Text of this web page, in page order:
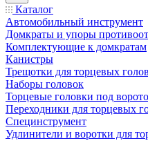
Каталог
Автомобильный инструмент
Домкраты и упоры
Комплектующие к домкратам
Канистры
Трещотки для торцевых
Наборы головок
Торцевые головки под
Переходники для торцевых
Специнструмент
Удлинители и воротки для